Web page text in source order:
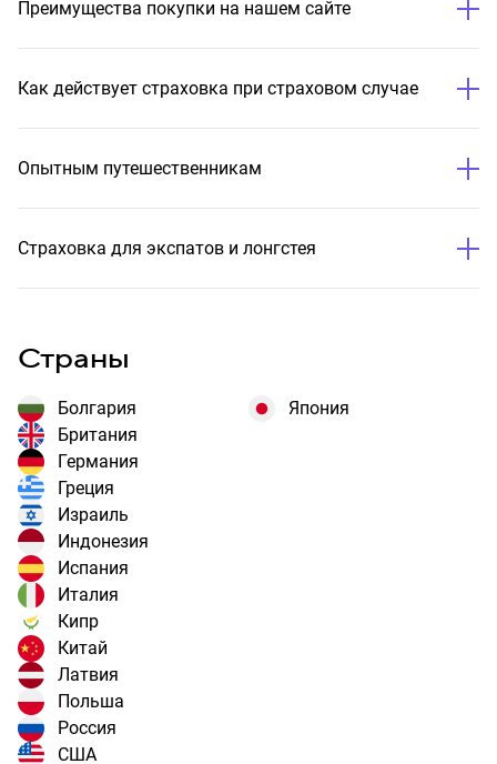
Преимущества покупки на нашем сайте
Как действует страховка при страховом случае
Опытным путешественникам
Страховка для экспатов и лонгстея
Страны
Болгария
Британия
Германия
Греция
Израиль
Индонезия
Испания
Италия
Кипр
Китай
Латвия
Польша
Россия
США
Япония